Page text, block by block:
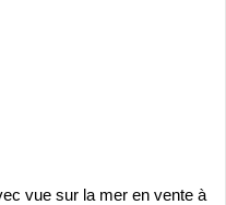
vue sur la mer en vente à